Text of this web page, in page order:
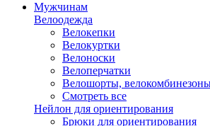
Мужчинам
Велоодежда
Велокепки
Велокуртки
Велоноски
Велоперчатки
Велошорты,
Смотреть все
Нейлон для ориентирования
Брюки для ориентирования